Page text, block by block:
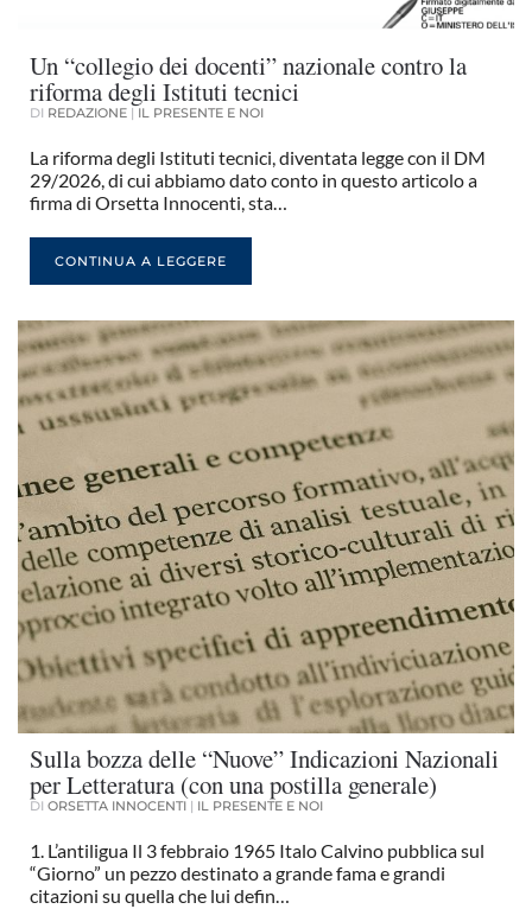
Un “collegio dei docenti” nazionale contro la
riforma degli Istituti tecnici
DI REDAZIONE |IL PRESENTE E NOI
La riforma degli Istituti tecnici, diventata legge con il DM
29/2026, di cui abbiamo dato conto in questo articolo a
firma di Orsetta Innocenti, sta…
CONTINUA A LEGGERE
Sulla bozza delle “Nuove” Indicazioni Nazionali
per Letteratura (con una postilla generale)
DI ORSETTA INNOCENTI | IL PRESENTE E NOI
1. L’antiligua Il 3 febbraio 1965 Italo Calvino pubblica sul
“Giorno” un pezzo destinato a grande fama e grandi
citazioni su quella che lui defin…